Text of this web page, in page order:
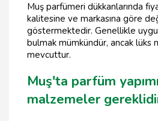
Muş parfümeri dükkanlarında
kalitesine ve markasına göre
göstermektedir. Genellikle
bulmak mümkündür, ancak lüks
mevcuttur.
Muş'ta parfüm
malzemeler